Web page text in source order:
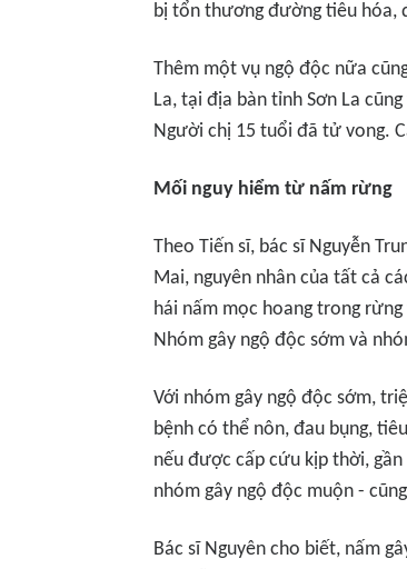
bị tổn thương đường tiêu hóa,
Thêm một vụ ngộ độc nữa
La, tại địa bàn tỉnh Sơn La
Người chị 15 tuổi đã tử vong.
Mối nguy hiểm từ nấm rừng
Theo Tiến sĩ, bác sĩ Nguyễn
Mai, nguyên nhân của tất cả
hái nấm mọc hoang trong
Nhóm gây ngộ độc sớm và
Với nhóm gây ngộ độc sớm,
bệnh có thể nôn, đau bụng,
nếu được cấp cứu kịp thời,
nhóm gây ngộ độc muộn -
Bác sĩ Nguyên cho biết, nấm